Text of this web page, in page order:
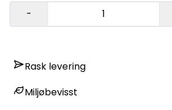
-
Rask levering
Miljøbevisst